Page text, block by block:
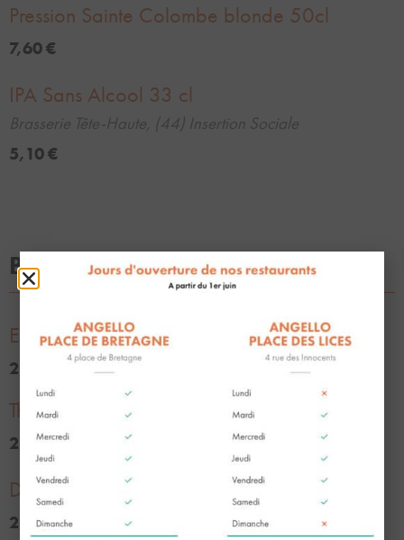
Pression Sainte Colombe blonde 50cl
7,60 €
IPA Sans Alcool 33 cl
Brasserie Tête-Haute, (44) Insertion Sociale
5,10 €
BOISSONS CHAUDES
Expresso ou café rallongé
2,10 €
Thé ou infusion Lindfield
2,90 €
Décaféiné ou décaféïné rallongé
2,20 €